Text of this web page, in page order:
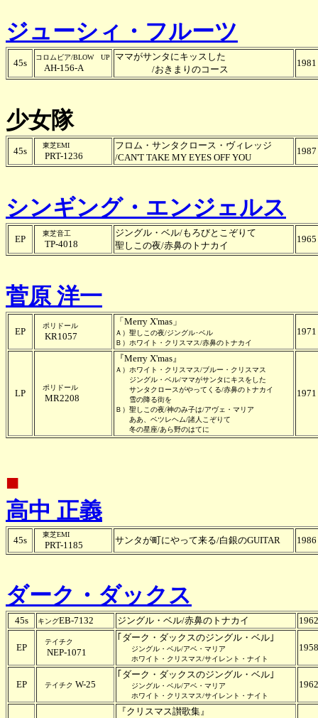
ジューシィ・フルーツ
45s
コロムビア/BLOW UP
AH-156-A
ママがサンタにキッスした
/おきまりのコース
1981
少女隊
45s
東芝EMI
PRT-1236
フロム・サンタクロース・ヴィレッジ
/CAN'T TAKE MY EYES OFF YOU
1987
シンギング・エンジェルス
EP
東芝音工
TP-4018
ジングル・ベル/もろびとこぞりて
聖しこの夜/赤鼻のトナカイ
1965
菅原 洋一
EP
ポリドール
KR1057
「Merry X'mas」
Ａ）聖しこの夜/ジングル･ベル
Ｂ）ホワイト・クリスマス/赤鼻のトナカイ
1971
LP
ポリドール
MR2208
『Merry X'mas』
Ａ）ホワイト・クリスマス/ブルー・クリスマス
ジングル・ベル/ママがサンタにキスをした
サンタクロースがやってくる/赤鼻のトナカイ
雪の降る街を
Ｂ）聖しこの夜/神のみ子は/アヴェ・マリア
ああ、ベツレヘム/諸人こぞりて
冬の星座/あら野のはてに
1971
■
高中 正義
45s
東芝EMI
PRT-1185 サンタが町にやって来る/白銀のGUITAR 1986
ダーク・ダックス
45s キングEB-7132 ジングル・ベル/赤鼻のトナカイ 1962
EP
テイチク
NEP-1071
｢ダーク・ダックスのジングル・ベル｣
ジングル・ベル/アベ・マリア
ホワイト・クリスマス/サイレント・ナイト
1958
EP テイチク W-25
｢ダーク・ダックスのジングル・ベル｣
ジングル・ベル/アベ・マリア
ホワイト・クリスマス/サイレント・ナイト
1962
『クリスマス讃歌集』